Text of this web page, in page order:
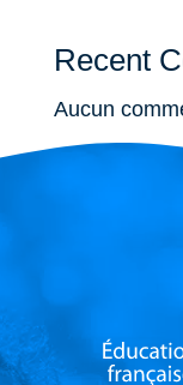
Recent
Aucun